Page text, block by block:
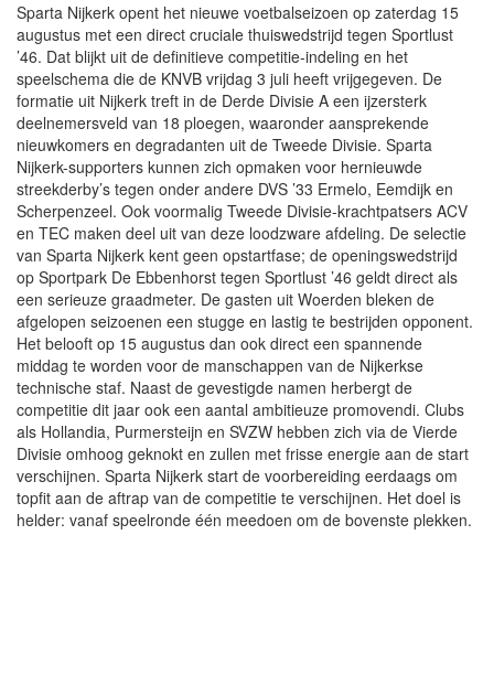
Sparta Nijkerk opent het nieuwe voetbalseizoen op zaterdag 15
augustus met een direct cruciale thuiswedstrijd tegen Sportlust
’46. Dat blijkt uit de definitieve competitie-indeling en het
speelschema die de KNVB vrijdag 3 juli heeft vrijgegeven. De
formatie uit Nijkerk treft in de Derde Divisie A een ijzersterk
deelnemersveld van 18 ploegen, waaronder aansprekende
nieuwkomers en degradanten uit de Tweede Divisie. Sparta
Nijkerk-supporters kunnen zich opmaken voor hernieuwde
streekderby’s tegen onder andere DVS ’33 Ermelo, Eemdijk en
Scherpenzeel. Ook voormalig Tweede Divisie-krachtpatsers ACV
en TEC maken deel uit van deze loodzware afdeling. De selectie
van Sparta Nijkerk kent geen opstartfase; de openingswedstrijd
op Sportpark De Ebbenhorst tegen Sportlust ’46 geldt direct als
een serieuze graadmeter. De gasten uit Woerden bleken de
afgelopen seizoenen een stugge en lastig te bestrijden opponent.
Het belooft op 15 augustus dan ook direct een spannende
middag te worden voor de manschappen van de Nijkerkse
technische staf. Naast de gevestigde namen herbergt de
competitie dit jaar ook een aantal ambitieuze promovendi. Clubs
als Hollandia, Purmersteijn en SVZW hebben zich via de Vierde
Divisie omhoog geknokt en zullen met frisse energie aan de start
verschijnen. Sparta Nijkerk start de voorbereiding eerdaags om
topfit aan de aftrap van de competitie te verschijnen. Het doel is
helder: vanaf speelronde één meedoen om de bovenste plekken.